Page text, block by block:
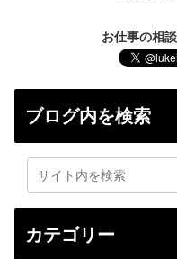
お仕事の相
ブログ内を検索
カテゴリー